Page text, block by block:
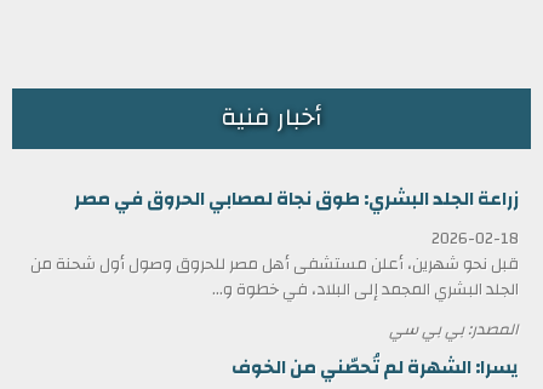
أخبار فنية
زراعة الجلد البشري: طوق نجاة لمصابي الحروق في مصر
2026-02-18
قبل نحو شهرين، أعلن مستشفى أهل مصر للحروق وصول أول شحنة من
الجلد البشري المجمد إلى البلاد، في خطوة و...
المصدر: بي بي سي
يسرا: الشهرة لم تُحصّني من الخوف